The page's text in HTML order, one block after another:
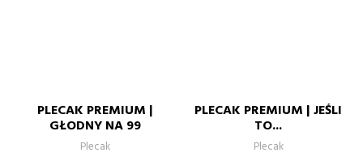
PLECAK PREMIUM |
GŁODNY NA 99
Plecak
PLECAK PREMIUM | JEŚLI
TO...
Plecak